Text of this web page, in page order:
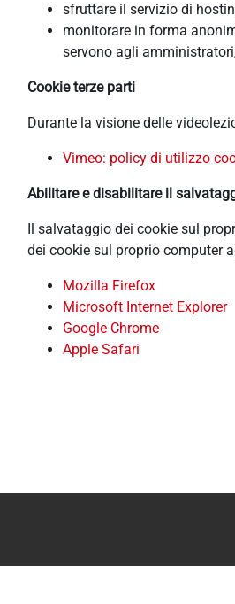
sfruttare il servizio di
monitorare in forma
servono agli
Cookie terze parti
Durante la visione delle
Vimeo: policy di utilizzo
Abilitare e disabilitare il
Il salvataggio dei cookie sul
dei cookie sul proprio computer
Mozilla Firefox
Microsoft Internet Explorer
Google Chrome
Apple Safari